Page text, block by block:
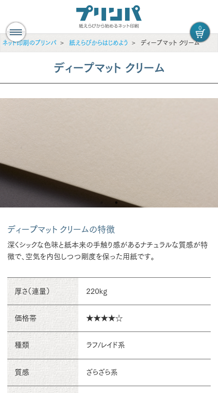
0
ネット印刷のプリンパ 紙えらびからはじめよう ディープマット クリーム
ディープマット クリーム
ディープマット クリームの特徴
深くシックな色味と紙本来の手触り感があるナチュラルな質感が特
徴で、空気を内包しつつ剛度を保った用紙です。
厚さ（連量） 220kg
価格帯 ★★★★☆
種類 ラフ/レイド系
質感 ざらざら系